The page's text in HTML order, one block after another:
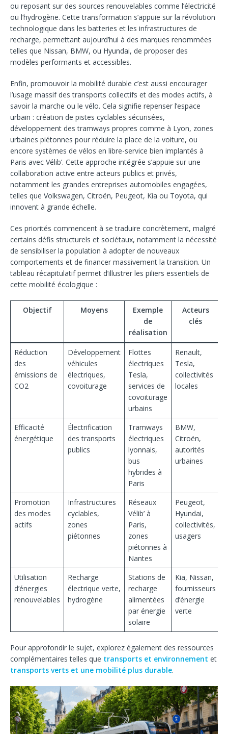
ou reposant sur des sources renouvelables comme l’électricité
ou l’hydrogène. Cette transformation s’appuie sur la révolution
technologique dans les batteries et les infrastructures de
recharge, permettant aujourd’hui à des marques renommées
telles que Nissan, BMW, ou Hyundai, de proposer des
modèles performants et accessibles.
Enfin, promouvoir la mobilité durable c’est aussi encourager
l’usage massif des transports collectifs et des modes actifs, à
savoir la marche ou le vélo. Cela signifie repenser l’espace
urbain : création de pistes cyclables sécurisées,
développement des tramways propres comme à Lyon, zones
urbaines piétonnes pour réduire la place de la voiture, ou
encore systèmes de vélos en libre-service bien implantés à
Paris avec Vélib’. Cette approche intégrée s’appuie sur une
collaboration active entre acteurs publics et privés,
notamment les grandes entreprises automobiles engagées,
telles que Volkswagen, Citroën, Peugeot, Kia ou Toyota, qui
innovent à grande échelle.
Ces priorités commencent à se traduire concrètement, malgré
certains défis structurels et sociétaux, notamment la nécessité
de sensibiliser la population à adopter de nouveaux
comportements et de financer massivement la transition. Un
tableau récapitulatif permet d’illustrer les piliers essentiels de
cette mobilité écologique :
Objectif Moyens
Exemple
de
réalisation
Acteurs
clés
Réduction
des
émissions de
CO2
Développement
véhicules
électriques,
covoiturage
Flottes
électriques
Tesla,
services de
covoiturage
urbains
Renault,
Tesla,
collectivités
locales
Efficacité
énergétique
Électrification
des transports
publics
Tramways
électriques
lyonnais,
bus
hybrides à
Paris
BMW,
Citroën,
autorités
urbaines
Promotion
des modes
actifs
Infrastructures
cyclables,
zones
piétonnes
Réseaux
Vélib’ à
Paris,
zones
piétonnes à
Nantes
Peugeot,
Hyundai,
collectivités,
usagers
Utilisation
d’énergies
renouvelables
Recharge
électrique verte,
hydrogène
Stations de
recharge
alimentées
par énergie
solaire
Kia, Nissan,
fournisseurs
d’énergie
verte
Pour approfondir le sujet, explorez également des ressources
complémentaires telles que transports et environnement et
transports verts et une mobilité plus durable.